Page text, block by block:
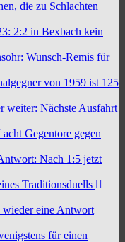
die zu Schlachten
2:2 in Bexbach kein
Wunsch-Remis für
von 1959 ist 125
weiter: Nächste Ausfahrt
acht Gegentore gegen
Nach 1:5 jetzt
Traditionsduells
wieder eine Antwort
für einen